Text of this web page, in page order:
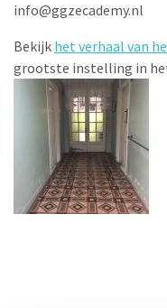
info@ggzecademy.nl
Bekijk het verhaal van
grootste instelling in